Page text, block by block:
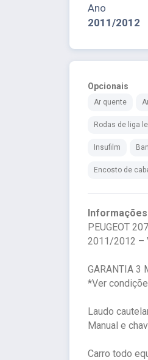
Ano
2011/2012
Opcionais
Ar quente
Rodas de liga
Insufilm
Encosto de
PEUGEOT
2011/2012 –
GARANTIA 3
*Ver
Laudo
Manual e
Carro todo